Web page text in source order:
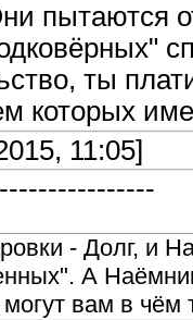
пытаются
ты
которых
11:05]
- Долг, и
А
вам в